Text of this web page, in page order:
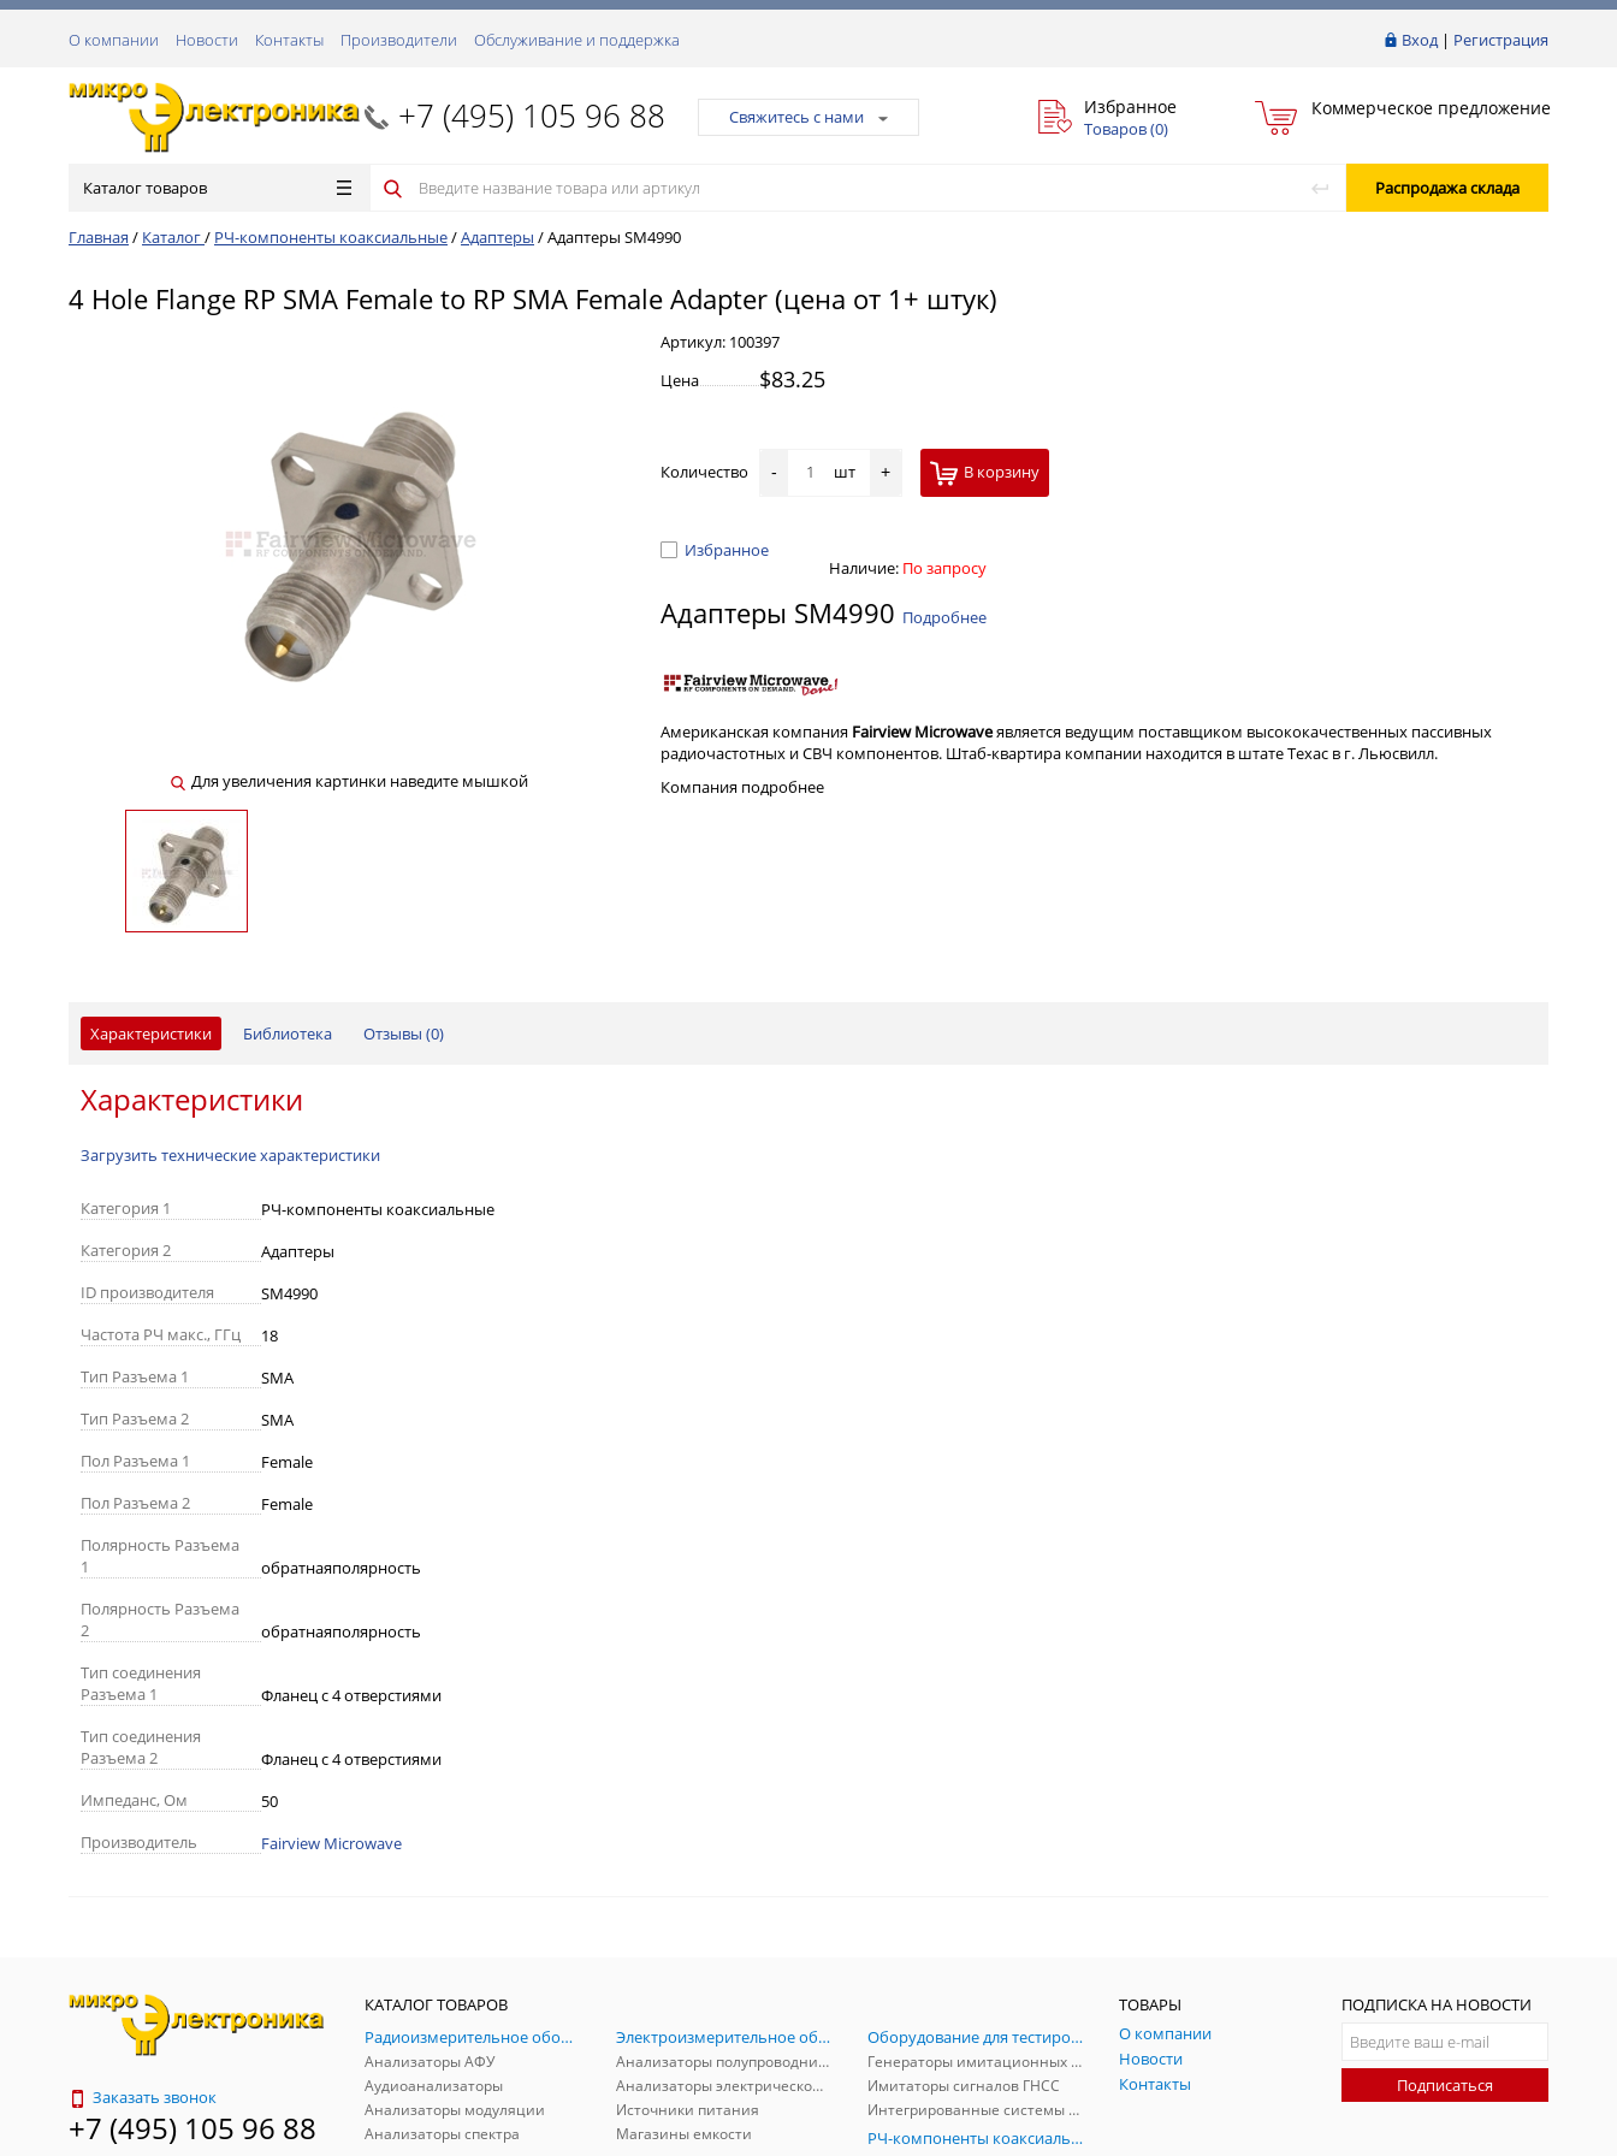
Вход| Регистрация
О компании Новости Контакты Производители Обслуживание и поддержка
+7 (495) 105 96 88 Свяжитесь с нами Избранное
Товаров (0)
Коммерческое предложение
Каталог товаров Распродажа склада
Главная / Каталог/ РЧ-компоненты коаксиальные/Адаптеры /Адаптеры SM4990
4 Hole Flange RP SMA Female to RP SMA Female Adapter (цена от 1+ штук)
Для увеличения картинки наведите мышкой
Артикул: 100397
Цена
$83.25
Количество - шт + В корзину
Избранное
Наличие: По запросу
Адаптеры SM4990 Подробнее
Американская компания Fairview Microwaveявляется ведущим поставщиком высококачественных пассивных
радиочастотных и СВЧ компонентов. Штаб-квартира компании находится в штате Техас в г. Льюсвилл.
Компания подробнее
Характеристики Библиотека Отзывы (0)
Характеристики
Загрузить технические характеристики
Категория 1
РЧ-компоненты коаксиальные
Категория 2
Адаптеры
ID производителя
SM4990
Частота РЧ макс., ГГц
18
Тип Разъема 1
SMA
Тип Разъема 2
SMA
Пол Разъема 1
Female
Пол Разъема 2
Female
Полярность Разъема
1
обратнаяполярность
Полярность Разъема
2
обратнаяполярность
Тип соединения
Разъема 1
Фланец с 4 отверстиями
Тип соединения
Разъема 2
Фланец с 4 отверстиями
Импеданс, Ом
50
Производитель
Fairview Microwave
Заказать звонок
+7 (495) 105 96 88
КАТАЛОГ ТОВАРОВ
Радиоизмерительное оборудование
Анализаторы АФУ
Аудиоанализаторы
Анализаторы модуляции
Анализаторы спектра
Электроизмерительное оборудование
Анализаторы полупроводников
Анализаторы электрической мощности
Источники питания
Магазины емкости
Оборудование для тестирования и симуляции ГНСС
Генераторы имитационных и заградительных помех
Имитаторы сигналов ГНСС
Интегрированные системы защиты от ГНСС-помех
РЧ-компоненты коаксиальные
ТОВАРЫ
О компании
Новости
Контакты
ПОДПИСКА НА НОВОСТИ
Подписаться